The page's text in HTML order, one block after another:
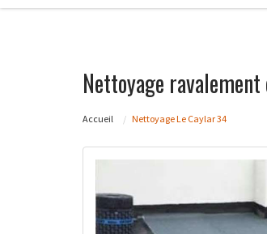
Nettoyage
Accueil Nettoyage Le Caylar 34